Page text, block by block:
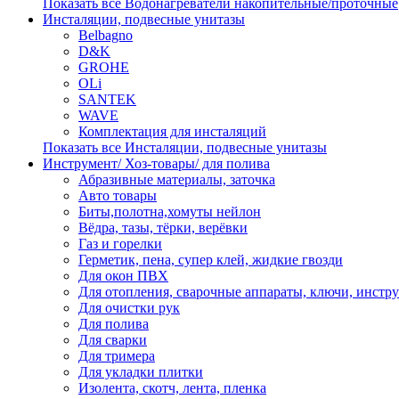
Показать все Водонагреватели накопительные/проточные
Инсталяции, подвесные унитазы
Belbagno
D&K
GROHE
OLi
SANTEK
WAVE
Комплектация для инсталяций
Показать все Инсталяции, подвесные унитазы
Инструмент/ Хоз-товары/ для полива
Абразивные материалы, заточка
Авто товары
Биты,полотна,хомуты нейлон
Вёдра, тазы, тёрки, верёвки
Газ и горелки
Герметик, пена, супер клей, жидкие гвозди
Для окон ПВХ
Для отопления, сварочные аппараты, ключи,
Для очистки рук
Для полива
Для сварки
Для тримера
Для укладки плитки
Изолента, скотч, лента, пленка